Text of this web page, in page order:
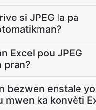
si JPEG la pa
Excel pou JPEG
pran?
bezwen enstale
mwen ka konvèti